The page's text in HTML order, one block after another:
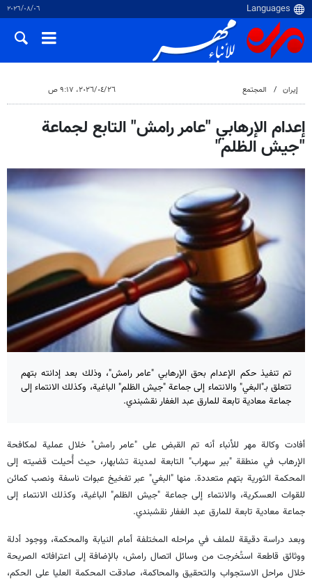
٠٦‏/٠٨‏/٢٠٢٦
إيران المجتمع ٢٦‏/٠٤‏/٢٠٢٦، ٩:١٧ ص
إعدام الإرهابي "عامر رامش" التابع لجماعة
"جيش الظلم"
تم تنفيذ حكم الإعدام بحق الإرهابي "عامر رامش"، وذلك بعد إدانته بتهم
تتعلق بـ"البغي" والانتماء إلى جماعة "جيش الظلم" الباغية، وكذلك الانتماء إلى
جماعة معادية تابعة للمارق عبد الغفار نقشبندي.
أفادت وكالة مهر للأنباء أنه تم القبض على "عامر رامش" خلال عملية لمكافحة
الإرهاب في منطقة "بير سهراب" التابعة لمدينة تشابهار، حيث أُحيلت قضيته إلى
المحكمة الثورية بتهم متعددة. منها "البغي" عبر تفخيخ عبوات ناسفة ونصب كمائن
للقوات العسكرية، والانتماء إلى جماعة "جيش الظلم" الباغية، وكذلك الانتماء إلى
جماعة معادية تابعة للمارق عبد الغفار نقشبندي.
وبعد دراسة دقيقة للملف في مراحله المختلفة أمام النيابة والمحكمة، ووجود أدلة
ووثائق قاطعة استُخرجت من وسائل اتصال رامش، بالإضافة إلى اعترافاته الصريحة
خلال مراحل الاستجواب والتحقيق والمحاكمة، صادقت المحكمة العليا على الحكم،